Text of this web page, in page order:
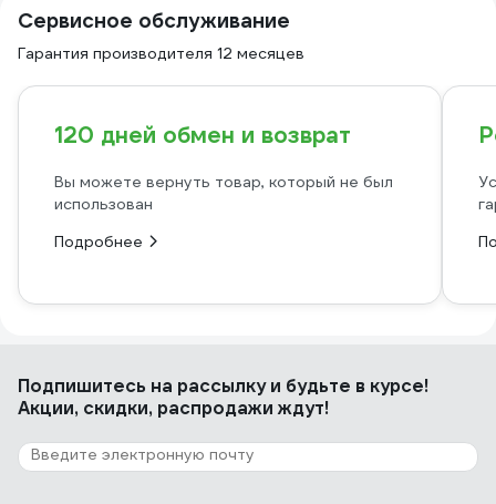
Сервисное обслуживание
Гарантия производителя 12 месяцев
120 дней обмен и возврат
Вы можете вернуть товар, который не был
использован
Подробнее
Подпишитесь на рассылкуи будьте в курсе!
Акции, скидки, распродажи ждут!